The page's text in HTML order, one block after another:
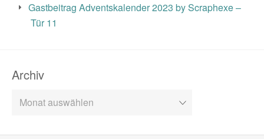
Gastbeitrag Adventskalender 2023 by Scraphexe –
Tür 11
Archiv
Archiv